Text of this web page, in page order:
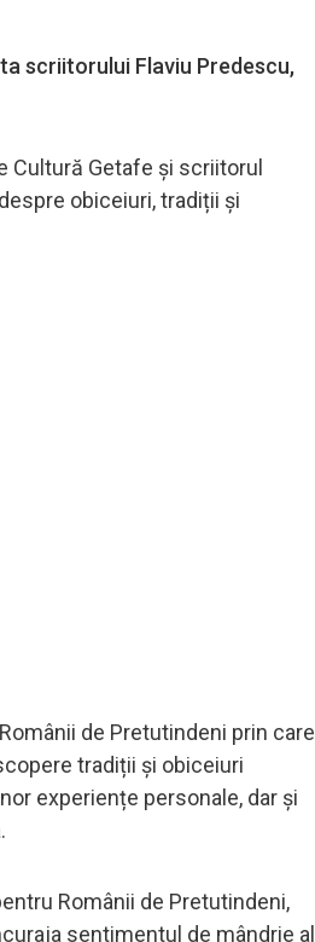
scriitorului Flaviu Predescu,
Cultură Getafe și scriitorul
obiceiuri, tradiții și
de Pretutindeni prin care
tradiții și obiceiuri
experiențe personale, dar și
Românii de Pretutindeni,
sentimentul de mândrie al